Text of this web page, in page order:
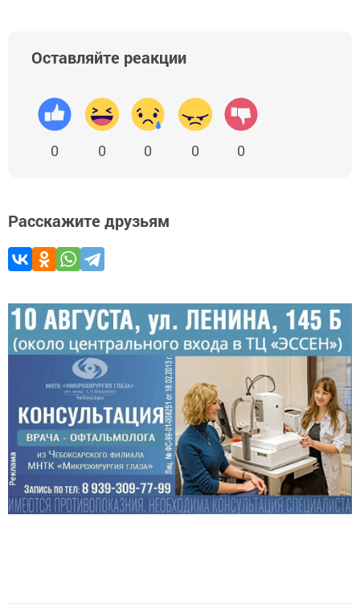
Оставляйте реакции
0 0 0 0 0
Расскажите друзьям